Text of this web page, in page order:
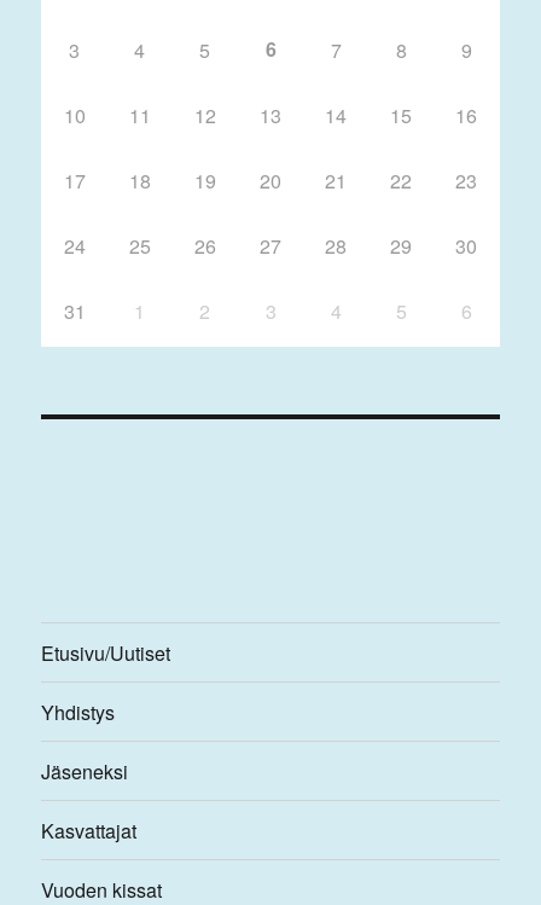
3 4 5 6 7 8 9
10 11 12 13 14 15 16
17 18 19 20 21 22 23
24 25 26 27 28 29 30
31 1 2 3 4 5 6
Etusivu/Uutiset
Yhdistys
Jäseneksi
Kasvattajat
Vuoden kissat